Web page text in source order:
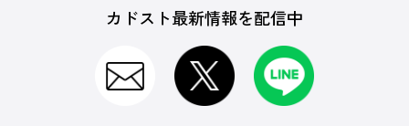
カドスト最新情報を配信中